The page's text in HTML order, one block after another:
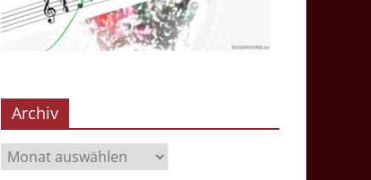
Archiv
Archiv